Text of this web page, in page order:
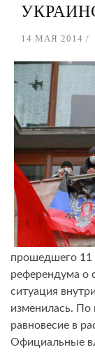
14 МАЯ 2014
прошедшего 11
референдума о
ситуация
изменилась. По
равновесие в
Официальные